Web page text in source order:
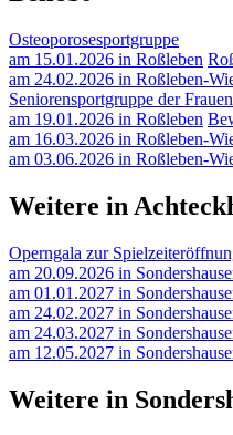
Osteoporosesportgruppe
am 15.01.2026 in Roßleben
am 24.02.2026 in Roßleben-
Seniorensportgruppe der Frauen
am 19.01.2026 in Roßleben
am 16.03.2026 in Roßleben-
am 03.06.2026 in Roßleben-
Weitere in
Operngala zur
am 20.09.2026 in
am 01.01.2027 in
am 24.02.2027 in
am 24.03.2027 in
am 12.05.2027 in
Weitere in